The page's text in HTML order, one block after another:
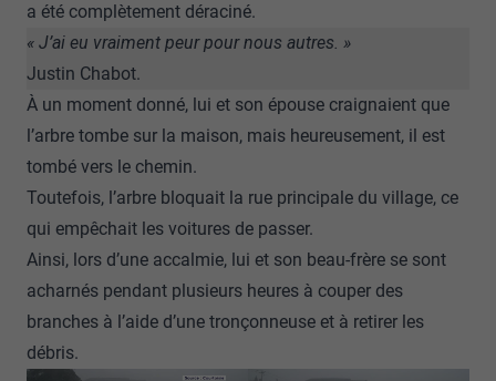
a été complètement déraciné.
« J’ai eu vraiment peur pour nous autres. »
Justin Chabot.
À un moment donné, lui et son épouse craignaient que
l’arbre tombe sur la maison, mais heureusement, il est
tombé vers le chemin.
Toutefois, l’arbre bloquait la rue principale du village, ce
qui empêchait les voitures de passer.
Ainsi, lors d’une accalmie, lui et son beau-frère se sont
acharnés pendant plusieurs heures à couper des
branches à l’aide d’une tronçonneuse et à retirer les
débris.